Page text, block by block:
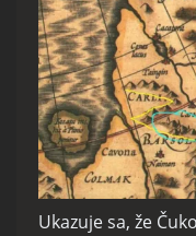
Ukazuje sa, že